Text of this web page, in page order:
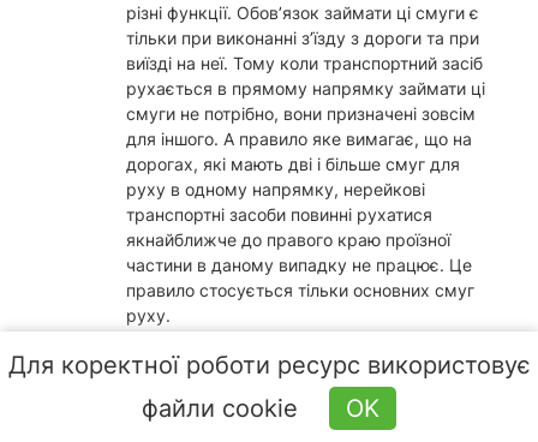
різні функції. Обов’язок займати ці смуги є
тільки при виконанні з’їзду з дороги та при
виїзді на неї. Тому коли транспортний засіб
рухається в прямому напрямку займати ці
смуги не потрібно, вони призначені зовсім
для іншого. А правило яке вимагає, що на
дорогах, які мають дві і більше смуг для
руху в одному напрямку, нерейкові
транспортні засоби повинні рухатися
якнайближче до правого краю проїзної
частини в даному випадку не працює. Це
правило стосується тільки основних смуг
руху.
Для коректної роботи ресурс використовує
файли cookie
OK